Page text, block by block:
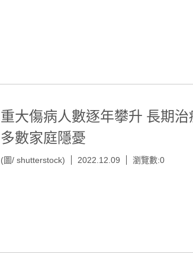
重大傷病人數逐年攀升 長期
多數家庭隱憂
(圖/ shutterstock) 2022.12.09 瀏覽數:0